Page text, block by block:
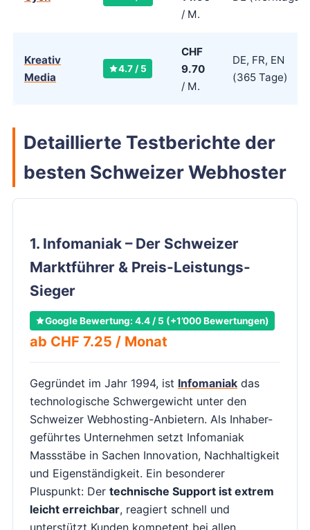
/ M.
Kreativ
Media
4.7 / 5
CHF
9.70
/ M.
DE, FR, EN
(365 Tage)
Detaillierte Testberichte der
besten Schweizer Webhoster
1. Infomaniak – Der Schweizer
Marktführer & Preis-Leistungs-
Sieger
Google Bewertung: 4.4 / 5 (+1’000 Bewertungen)
ab CHF 7.25 / Monat
Gegründet im Jahr 1994, ist Infomaniak das
technologische Schwergewicht unter den
Schweizer Webhosting-Anbietern. Als Inhaber-
geführtes Unternehmen setzt Infomaniak
Massstäbe in Sachen Innovation, Nachhaltigkeit
und Eigenständigkeit. Ein besonderer
Pluspunkt: Der technische Support ist extrem
leicht erreichbar, reagiert schnell und